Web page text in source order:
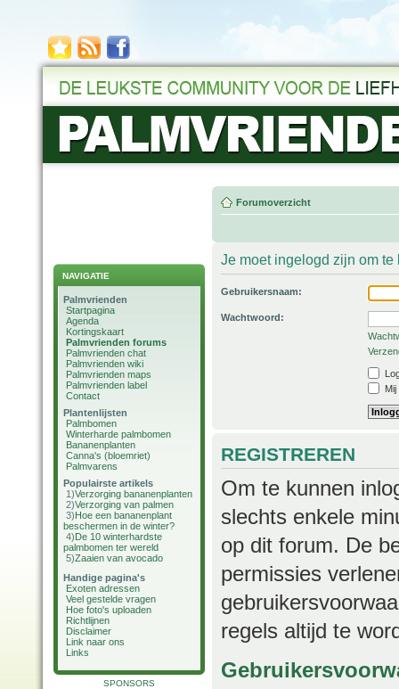
NAVIGATIE
Palmvrienden
Startpagina
Agenda
Kortingskaart
Palmvrienden forums
Palmvrienden chat
Palmvrienden wiki
Palmvrienden maps
Palmvrienden label
Contact
Plantenlijsten
Palmbomen
Winterharde palmbomen
Bananenplanten
Canna's (bloemriet)
Palmvarens
Populairste artikels
1)Verzorging bananenplanten
2)Verzorging van palmen
3)Hoe een bananenplant
beschermen in de winter?
4)De 10 winterhardste
palmbomen ter wereld
5)Zaaien van avocado
Handige pagina's
Exoten adressen
Veel gestelde vragen
Hoe foto's uploaden
Richtlijnen
Disclaimer
Link naar ons
Links
SPONSORS
Forumoverzicht
Je moet ingelogd zijn om
Gebruikersnaam:
Wachtwoord:
REGISTREREN
Om te kunnen
slechts enkele
op dit forum. De
permissies
regels altijd te